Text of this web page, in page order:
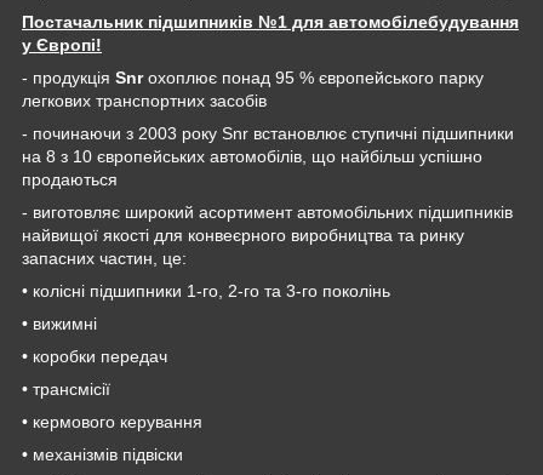
Постачальник підшипників №1 для автомобілебудування
у Європі!
- продукція Snrохоплює понад 95 % європейського парку
легкових транспортних засобів
- починаючи з 2003 року Snr встановлює ступичні підшипники
на 8 з 10 європейських автомобілів, що найбільш успішно
продаються
- виготовляє широкий асортимент автомобільних підшипників
найвищої якості для конвеєрного виробництва та ринку
запасних частин, це:
• колісні підшипники 1-го, 2-го та 3-го поколінь
• вижимні
• коробки передач
• трансмісії
• кермового керування
• механізмів підвіски